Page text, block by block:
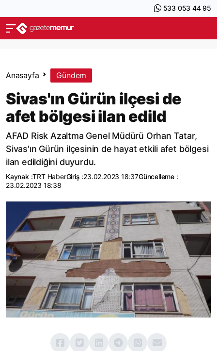
533 053 44 95
Anasayfa Gündem
Sivas'ın Gürün ilçesi de
afet bölgesi ilan edild
AFAD Risk Azaltma Genel Müdürü Orhan Tatar,
Sivas'ın Gürün ilçesinin de hayat etkili afet bölgesi
ilan edildiğini duyurdu.
Kaynak :TRT HaberGiriş :23.02.2023 18:37Güncelleme :
23.02.2023 18:38